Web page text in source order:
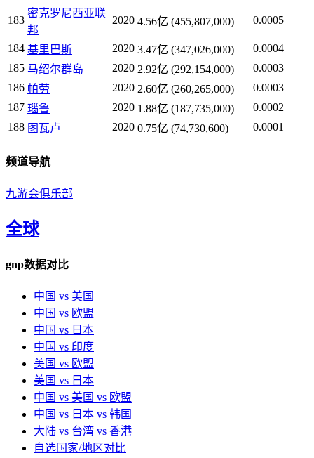
183
密克罗尼西亚联
邦
2020 4.56亿 (455,807,000) 0.0005
184 基里巴斯 2020 3.47亿 (347,026,000)
0.0004
185 马绍尔群岛 2020 2.92亿 (292,154,000)
0.0003
186 帕劳 2020 2.60亿 (260,265,000)
0.0003
187 瑙鲁 2020 1.88亿 (187,735,000)
0.0002
188 图瓦卢 2020 0.75亿 (74,730,600) 0.0001
频道导航
九游会俱乐部
全球
gnp数据对比
中国 vs 美国
中国 vs 欧盟
中国 vs 日本
中国 vs 印度
美国 vs 欧盟
美国 vs 日本
中国 vs 美国 vs 欧盟
中国 vs 日本 vs 韩国
大陆 vs 台湾 vs 香港
自选国家/地区对比